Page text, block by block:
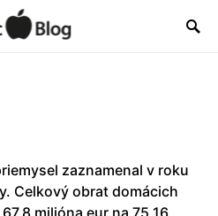
zaznamenal v roku
Celkový obrat domácich
milióna eur na 75,16